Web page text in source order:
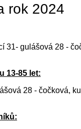
rok 2024
31- gulášová 28 -
13-85 let:
28 - čočková,